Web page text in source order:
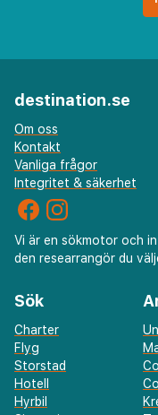
destination.se
Om oss
Kontakt
Vanliga frågor
Integritet & säkerhet
Vi är en sökmotor och
den researrangör du
Sök
Charter
Flyg
Storstad
Hotell
Hyrbil